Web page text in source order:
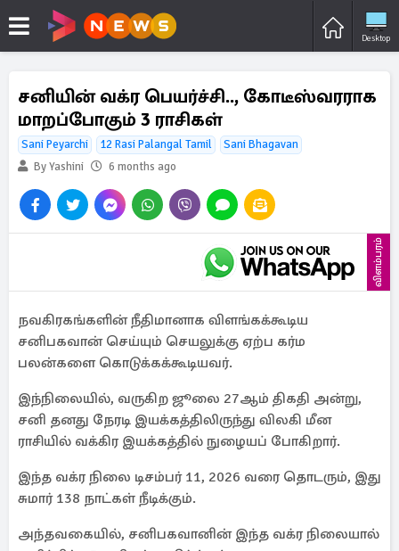
Desktop
சனியின் வக்ர பெயர்ச்சி.., கோடீஸ்வரராக
மாறப்போகும் 3 ராசிகள்
Sani Peyarchi 12 Rasi Palangal Tamil
Sani Bhagavan
By Yashini
6 months ago
விளம்பரம்
நவகிரகங்களின் நீதிமானாக விளங்கக்கூடிய
சனிபகவான் செய்யும் செயலுக்கு ஏற்ப கர்ம
பலன்களை கொடுக்கக்கூடியவர்.
இந்நிலையில், வருகிற ஜூலை 27ஆம் திகதி அன்று,
சனி தனது நேரடி இயக்கத்திலிருந்து விலகி மீன
ராசியில் வக்கிர இயக்கத்தில் நுழையப் போகிறார்.
இந்த வக்ர நிலை டிசம்பர் 11, 2026 வரை தொடரும், இது
சுமார் 138 நாட்கள் நீடிக்கும்.
அந்தவகையில், சனிபகவானின் இந்த வக்ர நிலையால்